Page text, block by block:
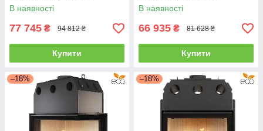
В наявності
77 745 ₴ 94 812 ₴
Купити
В наявності
66 935 ₴ 81 628 ₴
Купити
–18% –18%